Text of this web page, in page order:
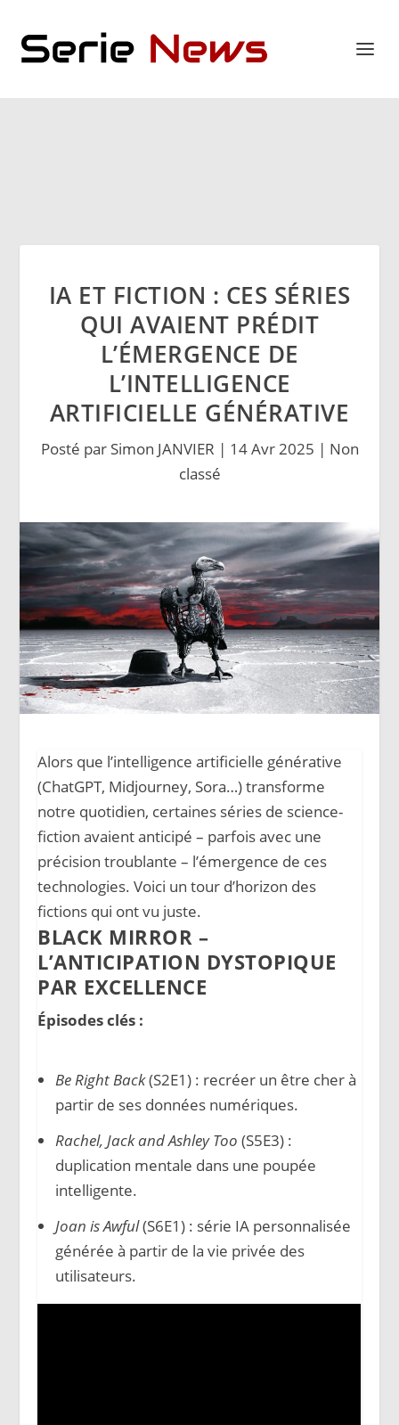
IA ET FICTION : CES SÉRIES
QUI AVAIENT PRÉDIT
L’ÉMERGENCE DE
L’INTELLIGENCE
ARTIFICIELLE GÉNÉRATIVE
Posté par Simon JANVIER | 14 Avr 2025 | Non
classé
Alors que l’intelligence artificielle générative
(ChatGPT, Midjourney, Sora…) transforme
notre quotidien, certaines séries de science-
fiction avaient anticipé – parfois avec une
précision troublante – l’émergence de ces
technologies. Voici un tour d’horizon des
fictions qui ont vu juste.
BLACK MIRROR –
L’ANTICIPATION DYSTOPIQUE
PAR EXCELLENCE
Épisodes clés :
Be Right Back(S2E1) : recréer un être cher à
partir de ses données numériques.
Rachel, Jack and Ashley Too (S5E3) :
duplication mentale dans une poupée
intelligente.
Joan is Awful(S6E1) : série IA personnalisée
générée à partir de la vie privée des
utilisateurs.